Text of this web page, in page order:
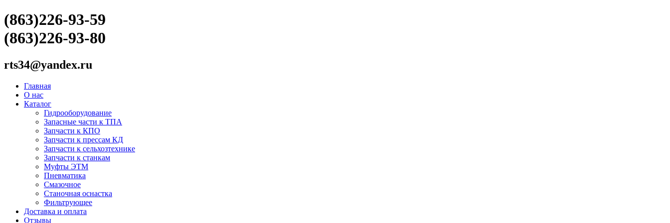
(863)226-93-59
(863)226-93-80
rts34@yandex.ru
Главная
О нас
Каталог
Гидрооборудование
Запасные части к ТПА
Запчасти к КПО
Запчасти к прессам КД
Запчасти к сельхозтехнике
Запчасти к станкам
Муфты ЭТМ
Пневматика
Смазочное
Станочная оснастка
Фильтрующее
Доставка и оплата
Отзывы